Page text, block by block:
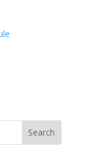
Search